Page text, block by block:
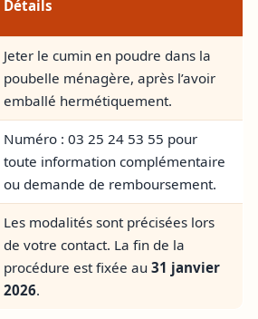
Détails
Jeter le cumin en poudre dans la
poubelle ménagère, après l’avoir
emballé hermétiquement.
Numéro : 03 25 24 53 55 pour
toute information complémentaire
ou demande de remboursement.
Les modalités sont précisées lors
de votre contact. La fin de la
procédure est fixée au31 janvier
2026.